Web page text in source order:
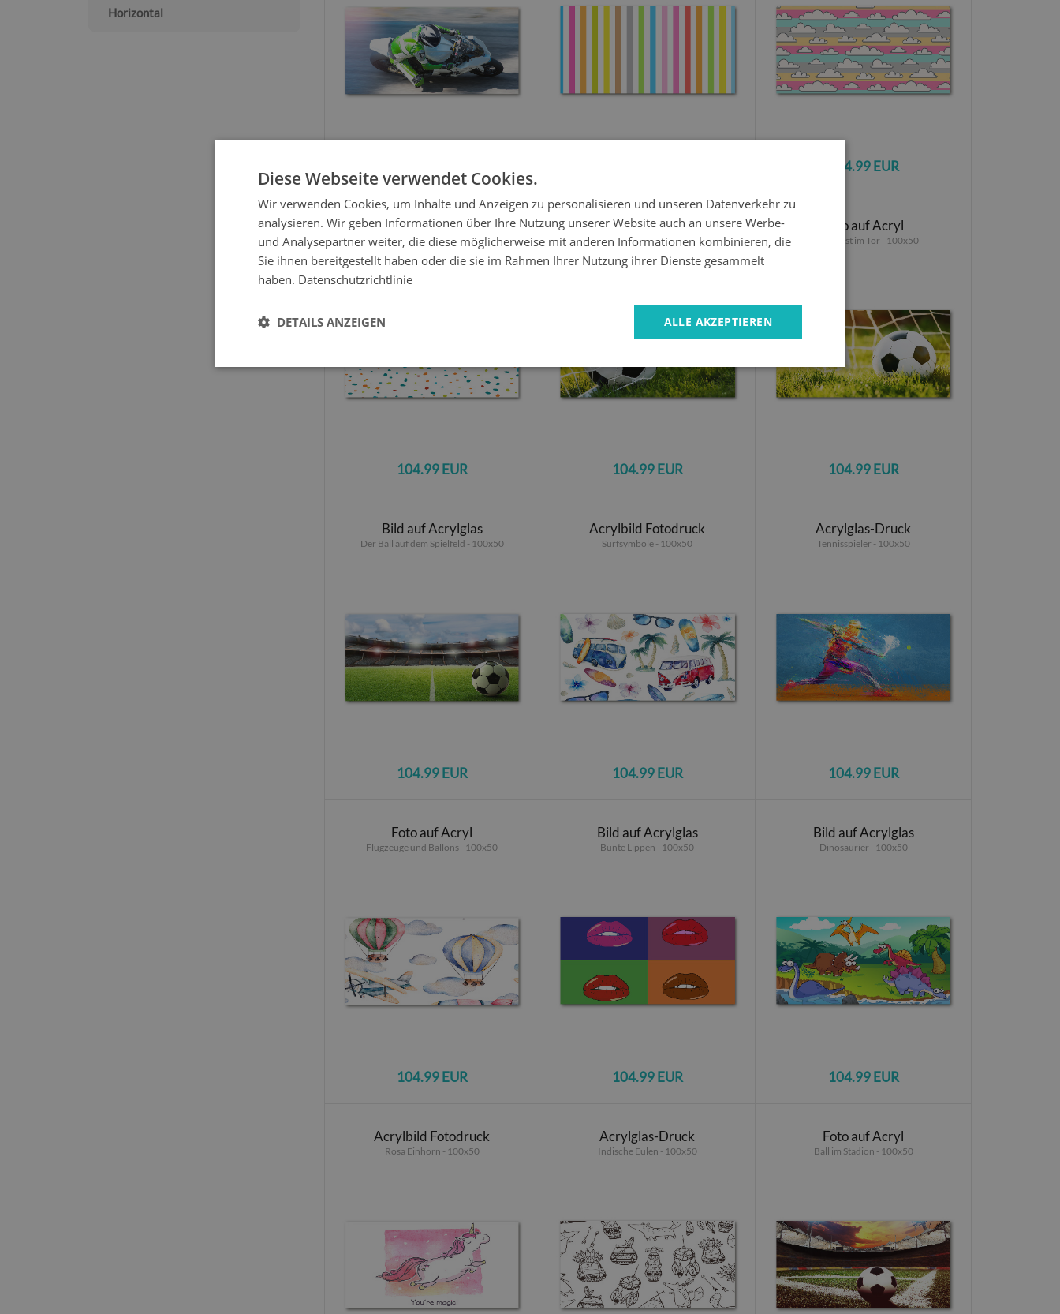
Horizontal
104.99 EUR
Acrylglas-Druck
Bunte Punkte - 100x50
104.99 EUR
Acrylglas-Druck
Der Ball ist im Tor - 100x50
104.99 EUR
Foto auf Acryl
Der Ball ist im Tor - 100x50
104.99 EUR
Bild auf Acrylglas
Der Ball auf dem Spielfeld - 100x50
104.99 EUR
Acrylbild Fotodruck
Surfsymbole - 100x50
104.99 EUR
Acrylglas-Druck
Tennisspieler - 100x50
104.99 EUR
Foto auf Acryl
Flugzeuge und Ballons - 100x50
104.99 EUR
Bild auf Acrylglas
Bunte Lippen - 100x50
104.99 EUR
Bild auf Acrylglas
Dinosaurier - 100x50
104.99 EUR
Acrylbild Fotodruck
Rosa Einhorn - 100x50
Acrylglas-Druck
Indische Eulen - 100x50
Foto auf Acryl
Ball im Stadion - 100x50
Diese Webseite verwendet Cookies.
Wir verwenden Cookies, um Inhalte und Anzeigen zu personalisieren und unseren Datenverkehr zu
analysieren. Wir geben Informationen über Ihre Nutzung unserer Website auch an unsere Werbe-
und Analysepartner weiter, die diese möglicherweise mit anderen Informationen kombinieren, die
Sie ihnen bereitgestellt haben oder die sie im Rahmen Ihrer Nutzung ihrer Dienste gesammelt
haben. Datenschutzrichtlinie
ALLE AKZEPTIEREN
DETAILS ANZEIGEN